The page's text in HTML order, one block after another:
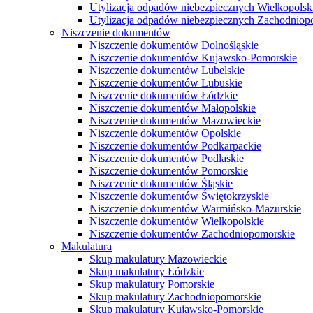
Utylizacja odpadów niebezpiecznych
Utylizacja odpadów niebezpiecznych
Niszczenie dokumentów
Niszczenie dokumentów Dolnośląskie
Niszczenie dokumentów Kujawsko-Pomorskie
Niszczenie dokumentów Lubelskie
Niszczenie dokumentów Lubuskie
Niszczenie dokumentów Łódzkie
Niszczenie dokumentów Małopolskie
Niszczenie dokumentów Mazowieckie
Niszczenie dokumentów Opolskie
Niszczenie dokumentów Podkarpackie
Niszczenie dokumentów Podlaskie
Niszczenie dokumentów Pomorskie
Niszczenie dokumentów Śląskie
Niszczenie dokumentów Świętokrzyskie
Niszczenie dokumentów Warmińsko-Mazurskie
Niszczenie dokumentów Wielkopolskie
Niszczenie dokumentów Zachodniopomorskie
Makulatura
Skup makulatury Mazowieckie
Skup makulatury Łódzkie
Skup makulatury Pomorskie
Skup makulatury Zachodniopomorskie
Skup makulatury Kujawsko-Pomorskie